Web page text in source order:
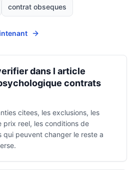
contrat obseques
dans l article
contrats
citees, les exclusions, les
prix reel, les conditions de
qui peuvent changer le reste a